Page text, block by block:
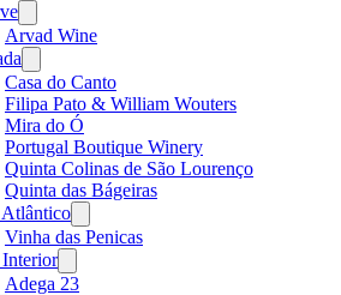
menu
Arvad Wine
menu
Casa do Canto
Filipa Pato & William Wouters
Mira do Ó
Portugal Boutique Winery
Quinta Colinas de São Lourenço
Quinta das Bágeiras
menu
Vinha das Penicas
menu
Adega 23